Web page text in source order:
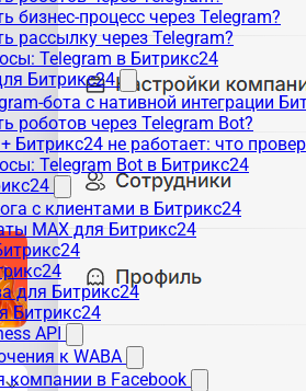
бизнес-процесс через Telegram?
рассылку через Telegram?
Telegram в Битрикс24
Битрикс24
бота с нативной интеграции
роботов через Telegram Bot?
Битрикс24 не работает: что
Telegram Bot в Битрикс24
с клиентами в Битрикс24
MAX для Битрикс24
для Битрикс24
Битрикс24
API
к WABA
компании в Facebook